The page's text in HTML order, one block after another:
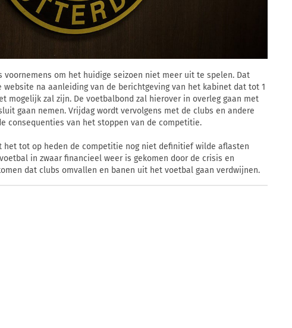
om het huidige seizoen niet meer uit te spelen. Dat
website na aanleiding van de berichtgeving van het kabinet dat tot 1
mogelijk zal zijn. De voetbalbond zal hierover in overleg gaan met
gaan nemen. Vrijdag wordt vervolgens met de clubs en andere
consequenties van het stoppen van de competitie.
het tot op heden de competitie nog niet definitief wilde aflasten
in zwaar financieel weer is gekomen door de crisis en
dat clubs omvallen en banen uit het voetbal gaan verdwijnen.